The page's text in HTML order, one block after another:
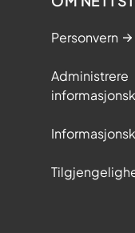
Personvern
Administrere